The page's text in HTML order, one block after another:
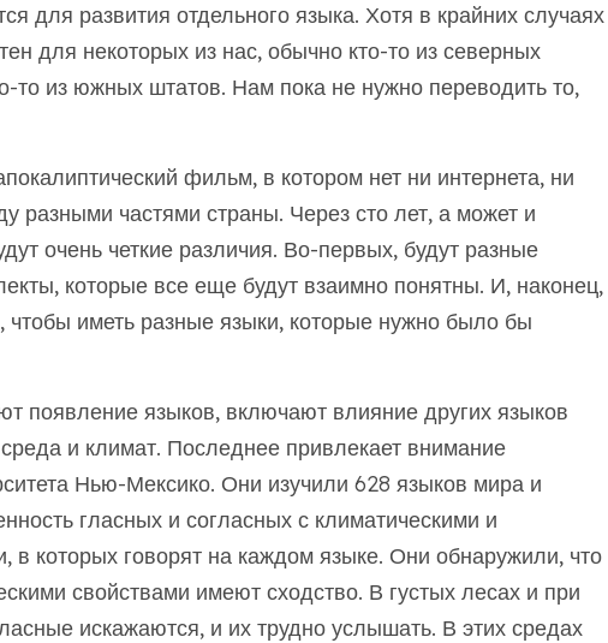
для развития отдельного языка. Хотя в крайних случаях
для некоторых из нас, обычно кто-то из северных
то из южных штатов. Нам пока не нужно переводить то,
фильм, в котором нет ни интернета, ни
разными частями страны. Через сто лет, а может и
очень четкие различия. Во-первых, будут разные
которые все еще будут взаимно понятны. И, наконец,
иметь разные языки, которые нужно было бы
появление языков, включают влияние других языков
и климат. Последнее привлекает внимание
Нью-Мексико. Они изучили 628 языков мира и
гласных и согласных с климатическими и
в которых говорят на каждом языке. Они обнаружили, что
свойствами имеют сходство. В густых лесах и при
искажаются, и их трудно услышать. В этих средах